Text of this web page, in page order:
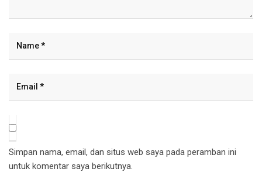
Simpan nama, email, dan situs web saya pada peramban ini
untuk komentar saya berikutnya.